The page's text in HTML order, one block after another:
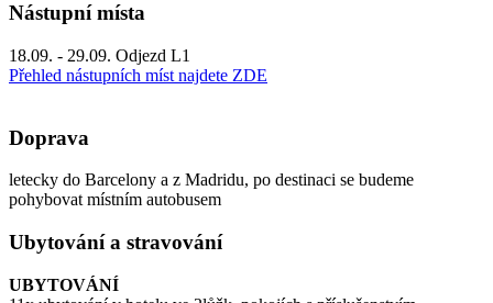
Nástupní místa
18.09. - 29.09. Odjezd L1
Přehled nástupních míst najdete ZDE
Doprava
letecky do Barcelony a z Madridu, po destinaci se budeme
pohybovat místním autobusem
Ubytování a stravování
UBYTOVÁNÍ